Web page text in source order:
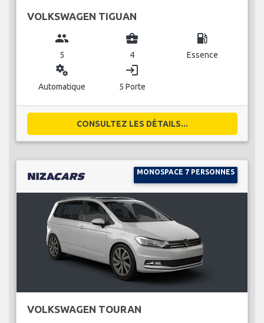
VOLKSWAGEN TIGUAN
group
5
business_center
4
local_gas_station
Essence
miscellaneous_services
Automatique
login
5 Porte
CONSULTEZ LES DÉTAILS...
MONOSPACE 7 PERSONNES
VOLKSWAGEN TOURAN